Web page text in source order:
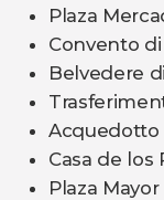
Plaza
Convento di
Belvedere
Acquedotto
Casa de los
Plaza